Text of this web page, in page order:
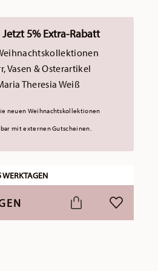
5% Extra-Rabatt
Vasen & Osterartikel
Theresia Weiß
neuen Weihnachtskollektionen
mit externen Gutscheinen.
WERKTAGEN
ADD TO